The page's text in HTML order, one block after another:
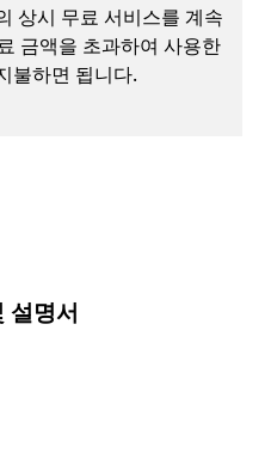
상시 무료 서비스를 계속
금액을 초과하여 사용한
불하면 됩니다.
명서